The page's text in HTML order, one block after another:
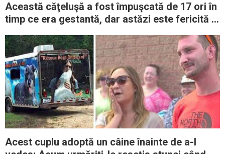
Această căţeluşă a fost împuşcată de 17 ori în
timp ce era gestantă, dar astăzi este fericită şi
Acest cuplu adoptă un câine înainte de a-l